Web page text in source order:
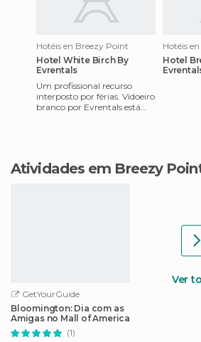
Hotéis en Breezy Point
Hotel White Birch By
Evrentals
Um profissional recurso
interposto por férias. Vidoeiro
branco por Evrentals está
Hotéis
Hotel
Atividades em Breezy
GetYourGuide
Bloomington: Dia com as
Amigas no Mall of America
(1)
Ver